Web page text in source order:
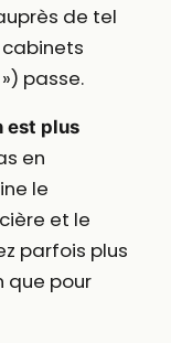
de tel
passe.
est plus
en
le
et le
parfois plus
que pour